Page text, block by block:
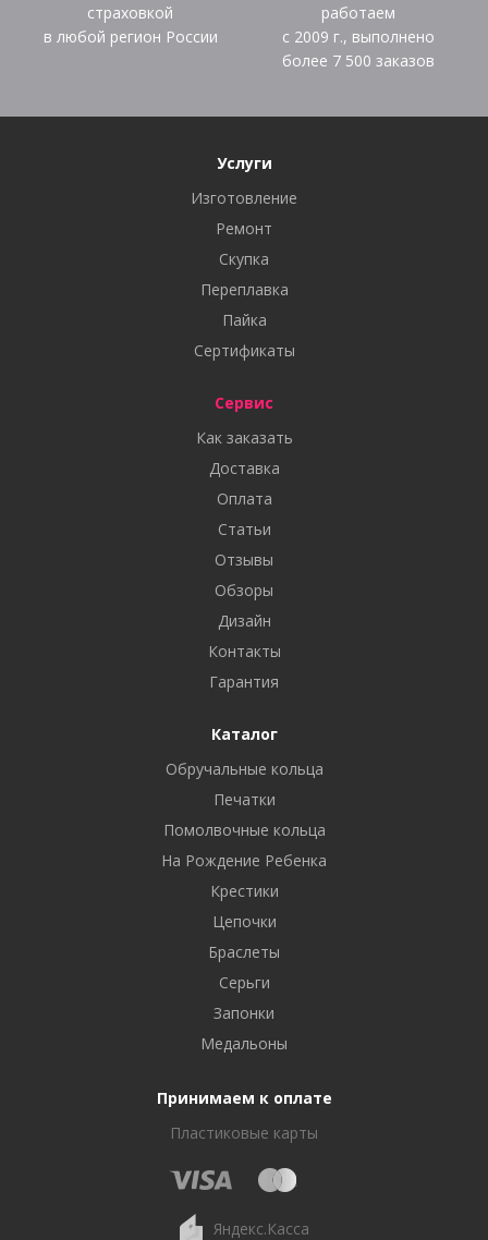
страховкой
в любой регион России
работаем
с 2009 г., выполнено
более 7 500 заказов
Услуги
Изготовление
Ремонт
Скупка
Переплавка
Пайка
Сертификаты
Сервис
Как заказать
Доставка
Оплата
Статьи
Отзывы
Обзоры
Дизайн
Контакты
Гарантия
Каталог
Обручальные кольца
Печатки
Помолвочные кольца
На Рождение Ребенка
Крестики
Цепочки
Браслеты
Серьги
Запонки
Медальоны
Принимаем к оплате
Пластиковые карты
Яндекс.Касса